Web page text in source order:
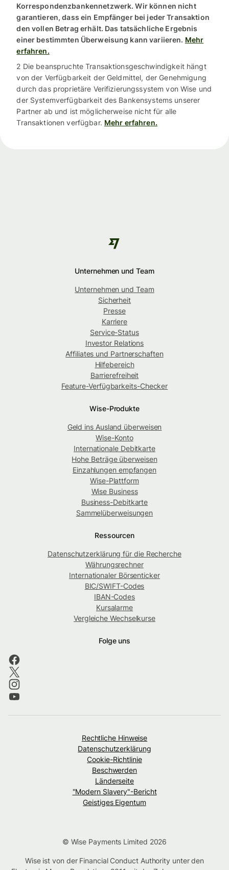
Korrespondenzbankennetzwerk. Wir können nicht
garantieren, dass ein Empfänger bei jeder Transaktion
den vollen Betrag erhält. Das tatsächliche Ergebnis
einer bestimmten Überweisung kann variieren. Mehr
erfahren.
2 Die beanspruchte Transaktionsgeschwindigkeit hängt
von der Verfügbarkeit der Geldmittel, der Genehmigung
durch das proprietäre Verifizierungssystem von Wise und
der Systemverfügbarkeit des Bankensystems unserer
Partner ab und ist möglicherweise nicht für alle
Transaktionen verfügbar. Mehr erfahren.
Unternehmen und Team
Unternehmen und Team
Sicherheit
Presse
Karriere
Service-Status
Investor Relations
Affiliates und Partnerschaften
Hilfebereich
Barrierefreiheit
Feature-Verfügbarkeits-Checker
Wise-Produkte
Geld ins Ausland überweisen
Wise-Konto
Internationale Debitkarte
Hohe Beträge überweisen
Einzahlungen empfangen
Wise-Plattform
Wise Business
Business-Debitkarte
Sammelüberweisungen
Ressourcen
Datenschutzerklärung für die Recherche
Währungsrechner
Internationaler Börsenticker
BIC/SWIFT-Codes
IBAN-Codes
Kursalarme
Vergleiche Wechselkurse
Folge uns
Rechtliche Hinweise
Datenschutzerklärung
Cookie-Richtlinie
Beschwerden
Länderseite
"Modern Slavery"-Bericht
Geistiges Eigentum
© Wise Payments Limited 2026
Wise ist von der Financial Conduct Authority unter den